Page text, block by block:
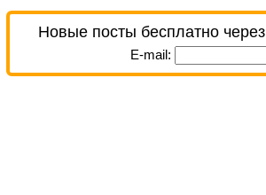
Новые посты бесплатно через
E-mail: